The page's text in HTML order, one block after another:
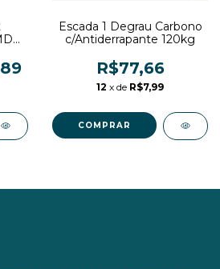
Escada 1 Degrau Carbono
c/Antiderrapante 120kg
R$77,66
12 x de R$7,99